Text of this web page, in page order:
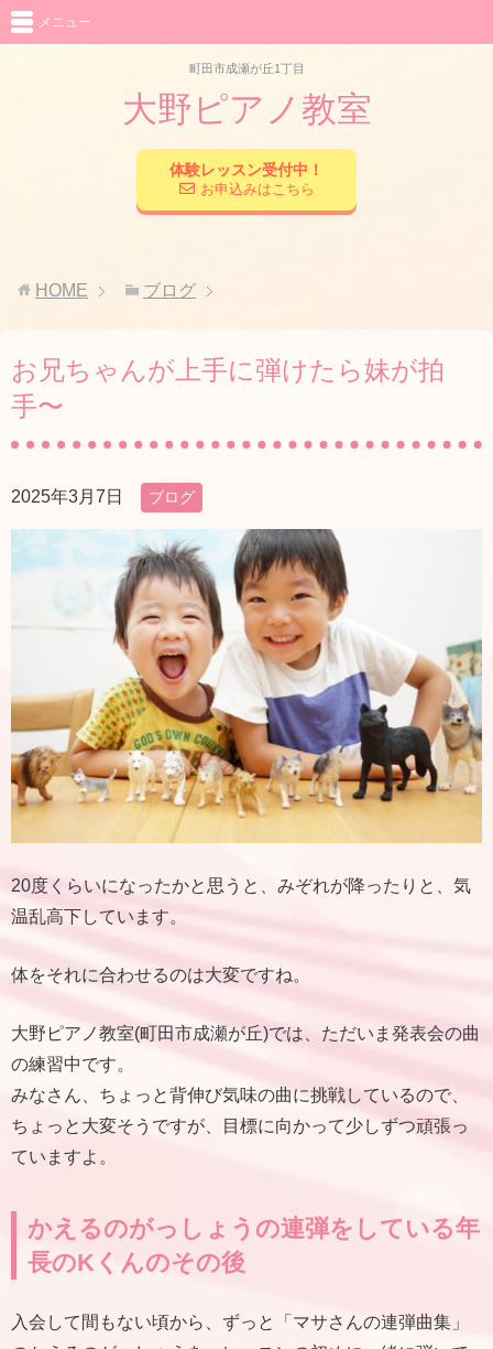
町田市成瀬が丘1丁目
大野ピアノ教室
体験レッスン受付中！
お申込みはこちら
メニュー
HOME ブログ
お兄ちゃんが上手に弾けたら妹が拍
手〜
2025年3月7日 ブログ
20度くらいになったかと思うと、みぞれが降ったりと、気
温乱高下しています。
体をそれに合わせるのは大変ですね。
大野ピアノ教室(町田市成瀬が丘)では、ただいま発表会の曲
の練習中です。
みなさん、ちょっと背伸び気味の曲に挑戦しているので、
ちょっと大変そうですが、目標に向かって少しずつ頑張っ
ていますよ。
かえるのがっしょうの連弾をしている年
長のKくんのその後
入会して間もない頃から、ずっと「マサさんの連弾曲集」